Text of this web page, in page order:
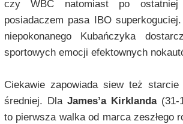
czy WBC natomiast po
posiadaczem pasa IBO
niepokonanego Kubańczyka
sportowych emocji efektownych
Ciekawie zapowiada siew też
średniej. Dla James’a Kirklanda(31-
to pierwsza walka od marca zeszłego